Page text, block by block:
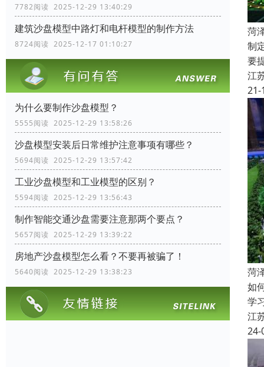
7782阅读 2025-12-29 13:40:29
建筑沙盘模型中路灯和电杆模型的制作方法
8724阅读 2025-12-17 01:10:27
为什么要制作沙盘模型？
5555阅读 2025-12-29 13:58:26
沙盘模型安装后日常维护注意事项有哪些？
5694阅读 2025-12-29 13:57:42
工业沙盘模型和工业模型的区别？
5594阅读 2025-12-29 13:56:43
制作智能交通沙盘需要注意那两个要点？
5657阅读 2025-12-29 13:39:22
房地产沙盘模型怎么看？不要再被骗了！
5640阅读 2025-12-29 13:38:23
菏
制
要
江
21-
菏
如
学
江
24-